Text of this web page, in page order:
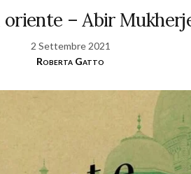
– Abir
2 Settembre 2021
Roberta Gatto